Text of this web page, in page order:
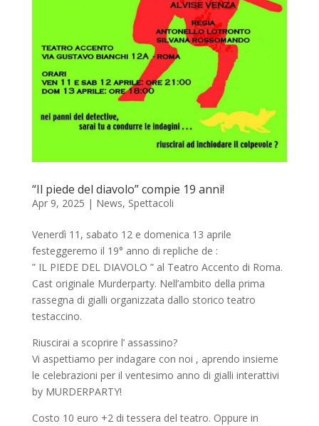
“Il piede del diavolo” compie 19 anni!
Apr 9, 2025 | News, Spettacoli
Venerdì 11, sabato 12 e domenica 13 aprile
festeggeremo il 19° anno di repliche de :
” IL PIEDE DEL DIAVOLO ” al Teatro Accento di Roma.
Cast originale Murderparty. Nell’ambito della prima
rassegna di gialli organizzata dallo storico teatro
testaccino.
Riuscirai a scoprire l’ assassino?
Vi aspettiamo per indagare con noi , aprendo insieme
le celebrazioni per il ventesimo anno di gialli interattivi
by MURDERPARTY!
Costo 10 euro +2 di tessera del teatro. Oppure in